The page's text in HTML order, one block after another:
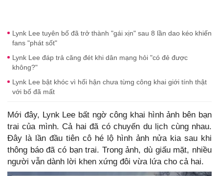
Lynk Lee tuyên bố đã trở thành "gái xịn" sau 8 lần dao kéo khiến
fans "phát sốt"
Lynk Lee đáp trả căng đét khi dân mạng hỏi "có đẻ được
không?"
Lynk Lee bật khóc vì hối hận chưa từng công khai giới tính thật
với bố đã mất
Mới đây, Lynk Lee bất ngờ công khai hình ảnh bên bạn
trai của mình. Cả hai đã có chuyến du lịch cùng nhau.
Đây là lần đầu tiên cô hé lộ hình ảnh nửa kia sau khi
thông báo đã có bạn trai. Trong ảnh, dù giấu mặt, nhiều
người vẫn dành lời khen xứng đôi vừa lứa cho cả hai.